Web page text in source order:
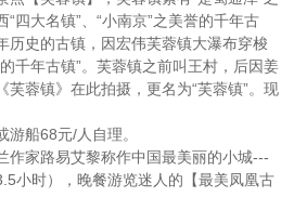
四大名镇”、“小南京”之美誉的千年古
历史的古镇，因宏伟芙蓉镇大瀑布穿梭
千年古镇”。芙蓉镇之前叫王村，后因姜
芙蓉镇》在此拍摄，更名为“芙蓉镇”。现
船68元/人自理。
作家路易艾黎称作中国最美丽的小城---
小时），晚餐游览迷人的【最美凤凰古